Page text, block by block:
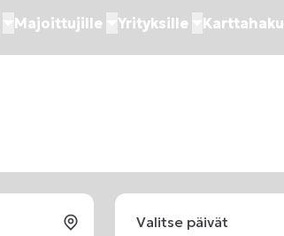
Majoittujille Yrityksille Karttahaku
Valitse päivät